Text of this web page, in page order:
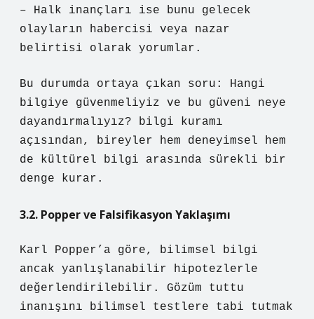
– Halk inançları ise bunu gelecek
olayların habercisi veya nazar
belirtisi olarak yorumlar.
Bu durumda ortaya çıkan soru: Hangi
bilgiye güvenmeliyiz ve bu güveni neye
dayandırmalıyız? bilgi kuramı
açısından, bireyler hem deneyimsel hem
de kültürel bilgi arasında sürekli bir
denge kurar.
3.2. Popper ve Falsifikasyon Yaklaşımı
Karl Popper’a göre, bilimsel bilgi
ancak yanlışlanabilir hipotezlerle
değerlendirilebilir. Gözüm tuttu
inanışını bilimsel testlere tabi tutmak